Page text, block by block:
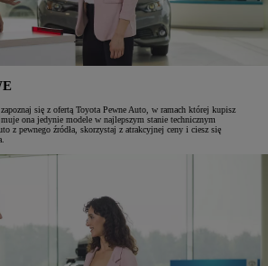
się z ofertą Toyota Pewne Auto, w ramach której kupisz
ona jedynie modele w najlepszym stanie technicznym
z pewnego źródła, skorzystaj z atrakcyjnej ceny i ciesz się